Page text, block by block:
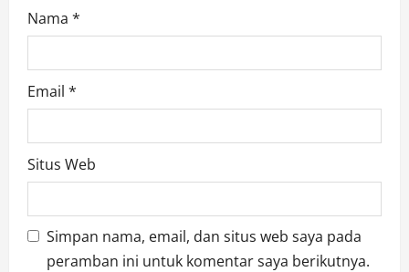
Nama *
Email *
Situs Web
Simpan nama, email, dan situs web saya pada
peramban ini untuk komentar saya berikutnya.